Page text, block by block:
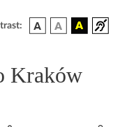
Kraków